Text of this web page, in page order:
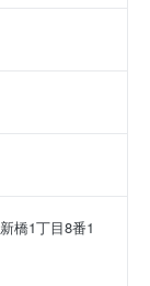
橋1丁目8番1